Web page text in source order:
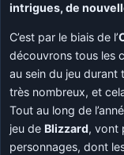
intrigues, de
C’est par le biais de l’
découvrons tous les
au sein du jeu durant
très nombreux, et
Tout au long de
jeu de Blizzard, vont
personnages, dont